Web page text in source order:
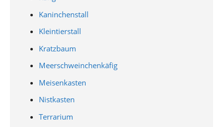
Kaninchenstall
Kleintierstall
Kratzbaum
Meerschweinchenkäfig
Meisenkasten
Nistkasten
Terrarium